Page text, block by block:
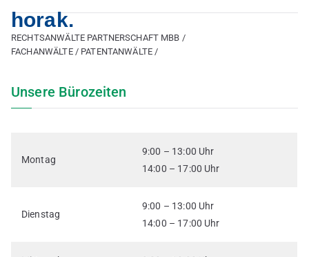
horak.
RECHTSANWÄLTE PARTNERSCHAFT MBB /
FACHANWÄLTE / PATENTANWÄLTE /
Unsere Bürozeiten
Montag
9:00 – 13:00 Uhr
14:00 – 17:00 Uhr
Dienstag
9:00 – 13:00 Uhr
14:00 – 17:00 Uhr